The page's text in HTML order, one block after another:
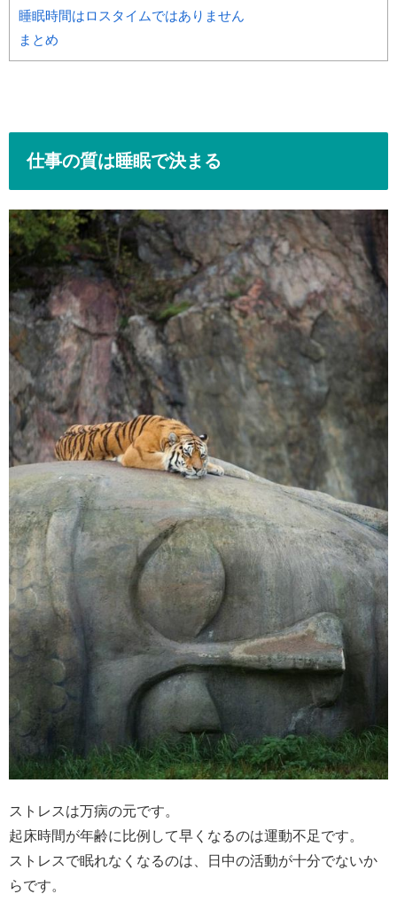
睡眠時間はロスタイムではありません
まとめ
仕事の質は睡眠で決まる
ストレスは万病の元です。
起床時間が年齢に比例して早くなるのは運動不足です。
ストレスで眠れなくなるのは、日中の活動が十分でないか
らです。